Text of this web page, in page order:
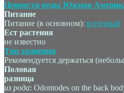
Ценности воды Южная
Питание
Питание (в основном): всеядный
Ест растения
не известно
Тип хранения
Рекомендуется держаться
Половая
разница
из рода: Odontodes on the back